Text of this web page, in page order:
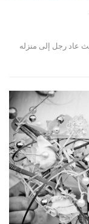
عاد رجل إلى منزله